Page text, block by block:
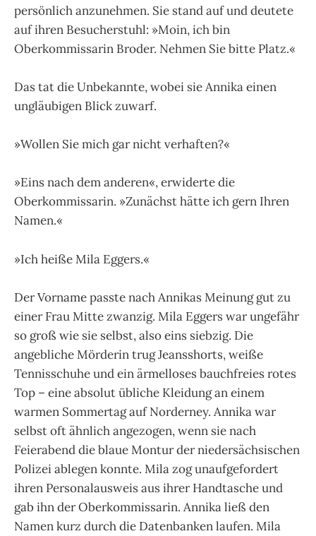
persönlich anzunehmen. Sie stand auf und deutete
auf ihren Besucherstuhl: »Moin, ich bin
Oberkommissarin Broder. Nehmen Sie bitte Platz.«
Das tat die Unbekannte, wobei sie Annika einen
ungläubigen Blick zuwarf.
»Wollen Sie mich gar nicht verhaften?«
»Eins nach dem anderen«, erwiderte die
Oberkommissarin. »Zunächst hätte ich gern Ihren
Namen.«
»Ich heiße Mila Eggers.«
Der Vorname passte nach Annikas Meinung gut zu
einer Frau Mitte zwanzig. Mila Eggers war ungefähr
so groß wie sie selbst, also eins siebzig. Die
angebliche Mörderin trug Jeansshorts, weiße
Tennisschuhe und ein ärmelloses bauchfreies rotes
Top – eine absolut übliche Kleidung an einem
warmen Sommertag auf Norderney. Annika war
selbst oft ähnlich angezogen, wenn sie nach
Feierabend die blaue Montur der niedersächsischen
Polizei ablegen konnte. Mila zog unaufgefordert
ihren Personalausweis aus ihrer Handtasche und
gab ihn der Oberkommissarin. Annika ließ den
Namen kurz durch die Datenbanken laufen. Mila